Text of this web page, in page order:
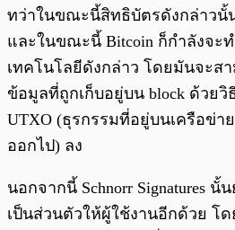
ทว่าในขณะนี้สิทธิบัตรดังกล่าวนั้
และในขณะนี้ Bitcoin ก็กำลังจะ
เทคโนโลยีดังกล่าว โดยมันจะส
ข้อมูลที่ถูกเก็บอยู่บน block ด้วย
UTXO (ธุรกรรมที่อยู่บนเครือข่า
ออกไป) ลง
นอกจากนี้ Schnorr Signatures
เป็นส่วนตัวให้ผู้ใช้งานอีกด้วย โ